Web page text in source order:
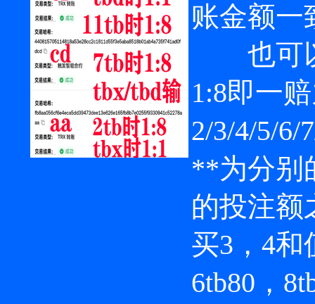
账金额一
也可以
1:8即一
2/3/4/5/6/
**为分别
的投注额
买3，4和
6tb80，